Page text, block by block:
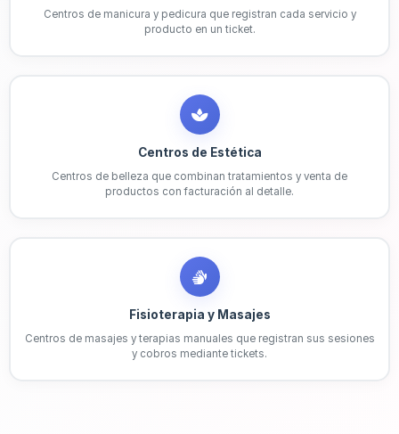
Centros de manicura y pedicura que registran cada servicio y
producto en un ticket.
Centros de Estética
Centros de belleza que combinan tratamientos y venta de
productos con facturación al detalle.
Fisioterapia y Masajes
Centros de masajes y terapias manuales que registran sus sesiones
y cobros mediante tickets.